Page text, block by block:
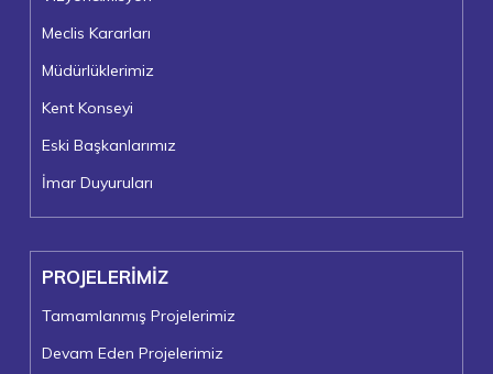
Meclis Kararları
Müdürlüklerimiz
Kent Konseyi
Eski Başkanlarımız
İmar Duyuruları
PROJELERİMİZ
Tamamlanmış Projelerimiz
Devam Eden Projelerimiz